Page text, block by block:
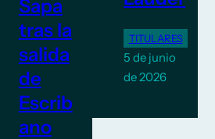
Sapa
tras la
salida
de
Escrib
ano
TITULARES
5 de junio
de 2026